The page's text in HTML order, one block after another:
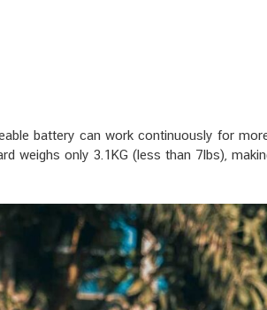
battery can work continuously for
weighs only 3.1KG (less than 7lbs),